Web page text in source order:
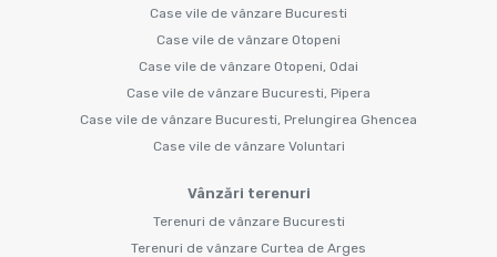
Case vile de vânzare Bucuresti
Case vile de vânzare Otopeni
Case vile de vânzare Otopeni, Odai
Case vile de vânzare Bucuresti, Pipera
Case vile de vânzare Bucuresti, Prelungirea Ghencea
Case vile de vânzare Voluntari
Vânzări terenuri
Terenuri de vânzare Bucuresti
Terenuri de vânzare Curtea de Arges